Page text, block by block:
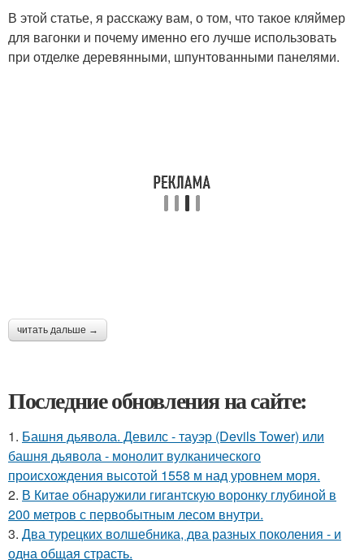
В этой статье, я расскажу вам, о том, что такое кляймер
для вагонки и почему именно его лучше использовать
при отделке деревянными, шпунтованными панелями.
читать дальше →
Последние обновления на сайте:
1. Башня дьявола. Девилс - тауэр (Devils Tower) или
башня дьявола - монолит вулканического
происхождения высотой 1558 м над уровнем моря.
2. В Китaе обнаружили гигaнтскую воронку глубиной в
200 метров с первобытным лесом внутри.
3. Два турецких волшебника, два разных поколения - и
одна общая страсть.